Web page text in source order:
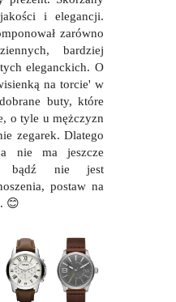
i elegancji.
zarówno
bardziej
eleganckich. O
na torcie' w
buty, które
o tyle u mężczyzn
zegarek. Dlatego
nie ma jeszcze
bądź nie jest
postaw na
😊